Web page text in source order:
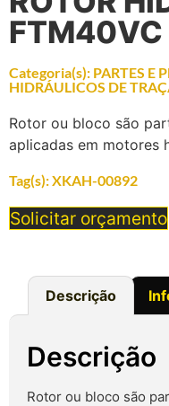
FTM40VC
Categoria(s): PARTES E
HIDRÁULICOS DE
Rotor ou bloco são
aplicadas em motores
Tag(s):XKAH-00892
Solicitar orçamento
Descrição
Descrição
Rotor ou bloco são